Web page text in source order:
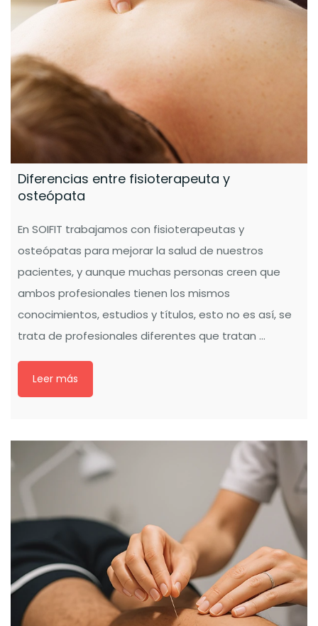
Diferencias entre fisioterapeuta y
osteópata
En SOIFIT trabajamos con fisioterapeutas y
osteópatas para mejorar la salud de nuestros
pacientes, y aunque muchas personas creen que
ambos profesionales tienen los mismos
conocimientos, estudios y títulos, esto no es así, se
trata de profesionales diferentes que tratan ...
Leer más